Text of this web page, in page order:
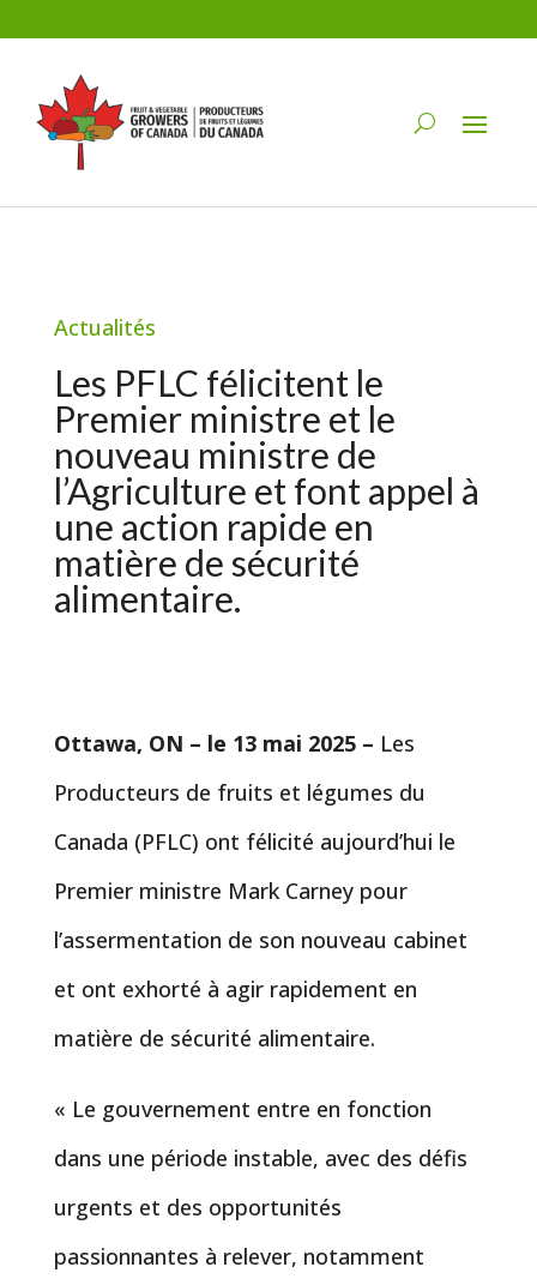
Actualités
Les PFLC félicitent le
Premier ministre et le
nouveau ministre de
l’Agriculture et font appel à
une action rapide en
matière de sécurité
alimentaire.
Ottawa, ON – le 13 mai 2025 – Les
Producteurs de fruits et légumes du
Canada (PFLC) ont félicité aujourd’hui le
Premier ministre Mark Carney pour
l’assermentation de son nouveau cabinet
et ont exhorté à agir rapidement en
matière de sécurité alimentaire.
« Le gouvernement entre en fonction
dans une période instable, avec des défis
urgents et des opportunités
passionnantes à relever, notamment